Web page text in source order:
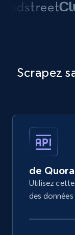
Scrapez
de
Utilisez
des